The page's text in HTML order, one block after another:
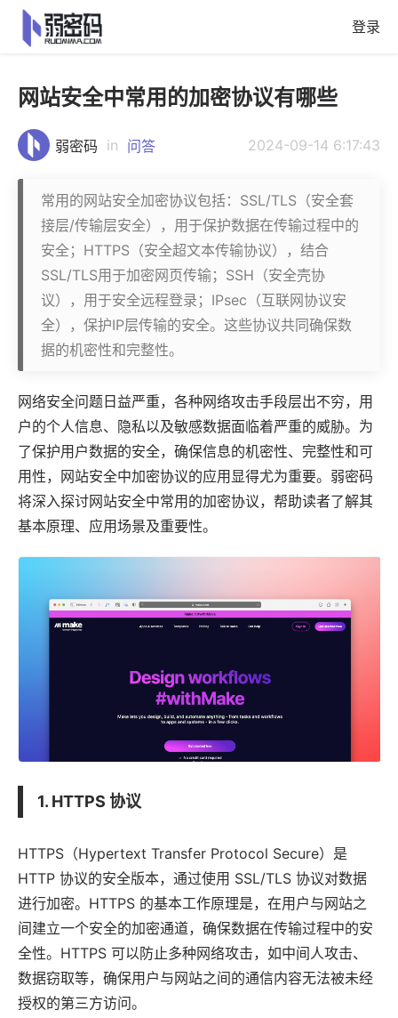
登录
网站安全中常用的加密协议有哪些
弱密码 in 问答 2024-09-14 6:17:43
常用的网站安全加密协议包括：SSL/TLS（安全套
接层/传输层安全），用于保护数据在传输过程中的
安全；HTTPS（安全超文本传输协议），结合
SSL/TLS用于加密网页传输；SSH（安全壳协
议），用于安全远程登录；IPsec（互联网协议安
全），保护IP层传输的安全。这些协议共同确保数
据的机密性和完整性。
网络安全问题日益严重，各种网络攻击手段层出不穷，用
户的个人信息、隐私以及敏感数据面临着严重的威胁。为
了保护用户数据的安全，确保信息的机密性、完整性和可
用性，网站安全中加密协议的应用 显得尤为重要。 弱密码
将深入探讨网站安全中常用的加密协议，帮助读者了解其
基本原理、应用场景及重要性。
1. HTTPS 协议
HTTPS（Hypertext Transfer Protocol Secure）是
HTTP 协议的安全版本，通过使用 SSL/TLS 协议对数据
进行加密。HTTPS 的基本工作原理是，在用户与网站之
间建立一个安全的加密通道，确保数据在传输过程中的安
全性。HTTPS 可以防止多种网络攻击，如中间人攻击、
数据窃取等，确保用户与网站之间的通信内容无法被未经
授权的第三方访问。